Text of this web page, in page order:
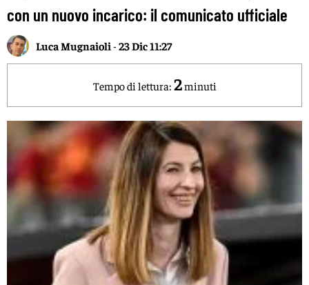
con un nuovo incarico: il comunicato ufficiale
Luca Mugnaioli -23 Dic 11:27
Tempo di lettura: 2minuti